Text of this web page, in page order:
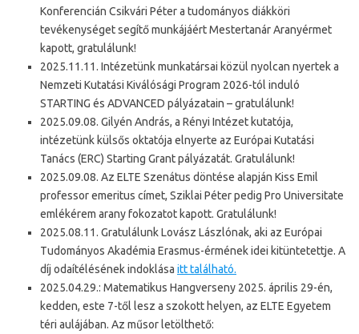
Konferencián Csikvári Péter a tudományos diákköri
tevékenységet segítő munkájáért Mestertanár Aranyérmet
kapott, gratulálunk!
2025.11.11. Intézetünk munkatársai közül nyolcan nyertek a
Nemzeti Kutatási Kiválósági Program 2026-tól induló
STARTING és ADVANCED pályázatain – gratulálunk!
2025.09.08. Gilyén András, a Rényi Intézet kutatója,
intézetünk külsős oktatója elnyerte az Európai Kutatási
Tanács (ERC) Starting Grant pályázatát. Gratulálunk!
2025.09.08. Az ELTE Szenátus döntése alapján Kiss Emil
professor emeritus címet, Sziklai Péter pedig Pro Universitate
emlékérem arany fokozatot kapott. Gratulálunk!
2025.08.11. Gratulálunk Lovász Lászlónak, aki az Európai
Tudományos Akadémia Erasmus-érmének idei kitüntetettje. A
díj odaítélésének indoklása itt található.
2025.04.29.: Matematikus Hangverseny 2025. április 29-én,
kedden, este 7-től lesz a szokott helyen, az ELTE Egyetem
téri aulájában. Az műsor letölthető: